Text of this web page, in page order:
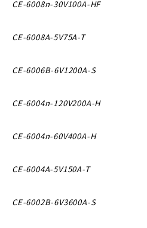
CE-6008n-30V100A-HF
CE-6008A-5V75A-T
CE-6006B-6V1200A-S
CE-6004n-120V200A-H
CE-6004n-60V400A-H
CE-6004A-5V150A-T
CE-6002B-6V3600A-S